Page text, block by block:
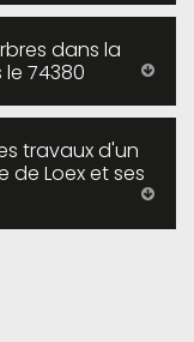
dans la
74380
travaux d'un
de Loex et ses